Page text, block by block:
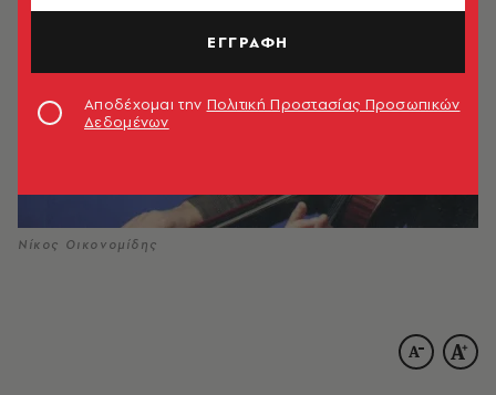
Νίκος Οικονομίδης
ΕΓΓΡΑΦΗ
Αποδέχομαι την Πολιτική Προστασίας Προσωπικών
Δεδομένων